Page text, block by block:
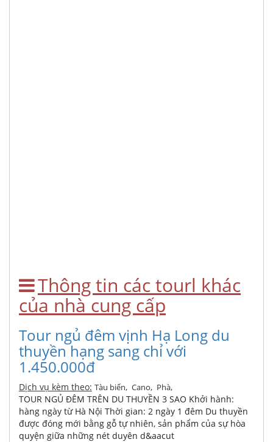
Thông tin các tourl khác
của nhà cung cấp
Tour ngủ đêm vịnh Hạ Long du
thuyền hạng sang chỉ với
1.450.000đ
Dịch vụ kèm theo: Tàu biển, Cano, Phà,
TOUR NGỦ ĐÊM TRÊN DU THUYỀN 3 SAO Khởi hành:
hàng ngày từ Hà Nội Thời gian: 2 ngày 1 đêm Du thuyền
được đóng mới bằng gỗ tự nhiên, sản phẩm của sự hòa
quyện giữa những nét duyên d&aacut